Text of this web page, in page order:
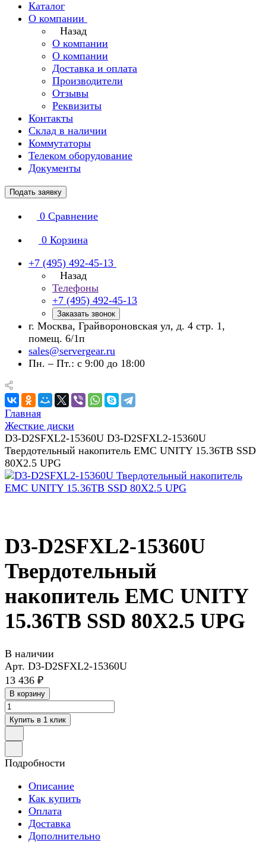
Каталог
О компании
Назад
О компании
О компании
Доставка и оплата
Производители
Отзывы
Реквизиты
Контакты
Склад в наличии
Коммутаторы
Телеком оборудование
Документы
Подать заявку
0 Сравнение
0 Корзина
+7 (495) 492-45-13
Назад
Телефоны
+7 (495) 492-45-13
Заказать звонок
г. Москва, Грайвороновская ул, д. 4 стр. 1,
помещ. 6/1п
sales@servergear.ru
Пн. – Пт.: с 9:00 до 18:00
Главная
Жесткие диски
D3-D2SFXL2-15360U D3-D2SFXL2-15360U
Твердотельный накопитель EMC UNITY 15.36TB SSD
80X2.5 UPG
D3-D2SFXL2-15360U
Твердотельный
накопитель EMC UNITY
15.36TB SSD 80X2.5 UPG
В наличии
Арт. D3-D2SFXL2-15360U
13 436 ₽
В корзину
Купить в 1 клик
Подробности
Описание
Как купить
Оплата
Доставка
Дополнительно